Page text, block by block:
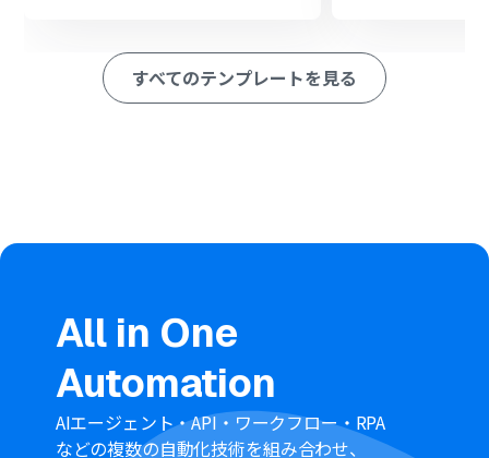
ペレーション」：トリガー起動後、フロー内で処理を行うアク
るプロンプトは、分析の観点や出力形式など、目的に合わ
DiscordとYoomを連携してください。
トリガーは5分、10分、15分、30分、60分の間隔で起動
間隔を選択できます。
プランによって最短の起動間隔が異なりますので、ご注意
ください。
すべてのテンプレートを見る
All in One
Automation
AIエージェント・API・ワークフロー・RPA
などの複数の自動化技術を組み合わせ、